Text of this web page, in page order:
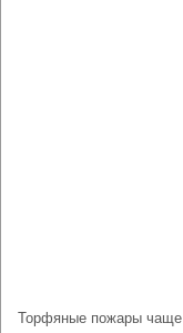
Торфяные пожары чаще